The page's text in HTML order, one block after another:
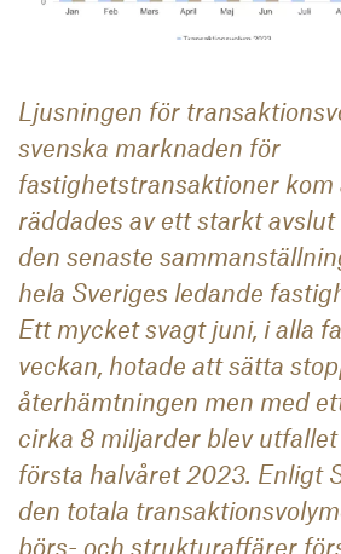
Ljusningen för
svenska marknaden för
fastighetstransaktioner kom
räddades av ett starkt
den senaste
hela Sveriges ledande
Ett mycket svagt juni, i alla
veckan, hotade att sätta
återhämtningen men med
cirka 8 miljarder blev
första halvåret 2023. Enligt
den totala
börs- och strukturaffärer